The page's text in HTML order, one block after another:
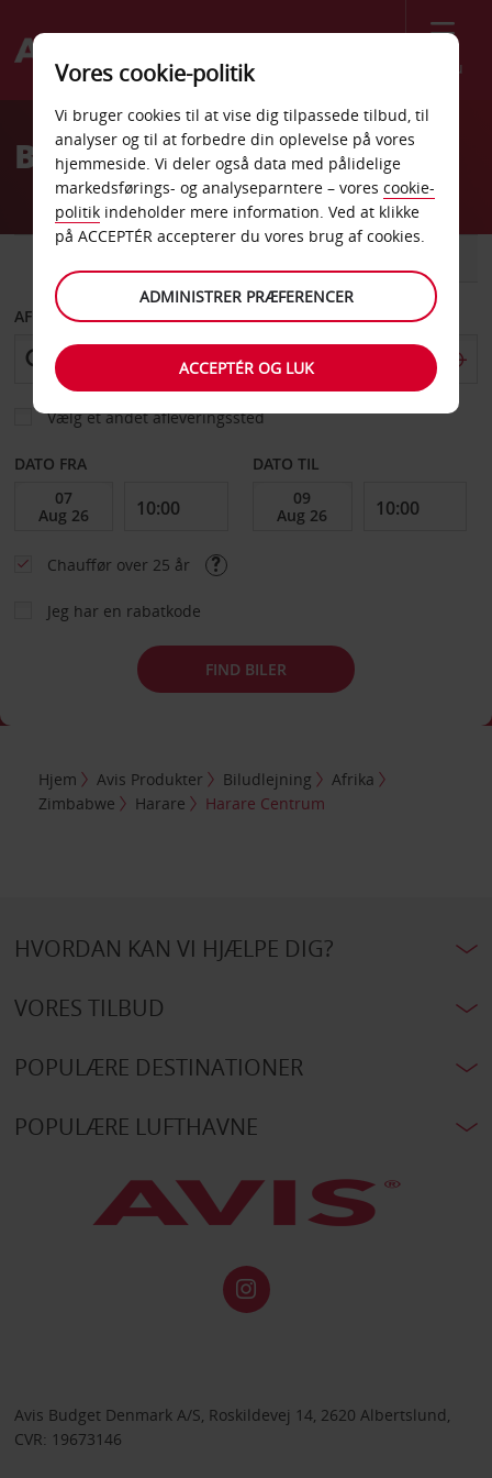
Menu
Welcome
AvisBilleje Harare Centrum
AFHENT FRA
Vælg et andet afleveringssted
DATO FRA DATO TIL
Chauffør over 25 år
Jeg har en rabatkode
FIND BILER
Hjem Avis Produkter Biludlejning
Afrika
Zimbabwe
Harare Harare Centrum
HVORDAN KAN VI HJÆLPE DIG?
VORES TILBUD
POPULÆRE DESTINATIONER
POPULÆRE LUFTHAVNE
Avis Budget Denmark A/S, Roskildevej 14, 2620 Albertslund,
CVR: 19673146
Vores cookie-politik
Vi bruger cookies til at vise dig tilpassede tilbud, til
analyser og til at forbedre din oplevelse på vores
hjemmeside. Vi deler også data med pålidelige
markedsførings- og analyseparntere – vores cookie-
politik indeholder mere information. Ved at klikke
på ACCEPTÉR accepterer du vores brug af cookies.
ADMINISTRER PRÆFERENCER
ACCEPTÉR OG LUK